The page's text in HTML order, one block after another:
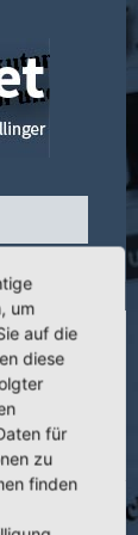
um
auf die
diese
für
zu
finden